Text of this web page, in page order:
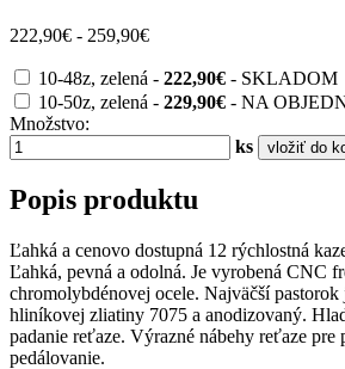
222,90€ - 259,90€
10-48z, zelená - 222,90€ - SKLADOM
10-50z, zelená - 229,90€ - NA
Množstvo:
ks
vložiť do
Popis produktu
Ľahká a cenovo dostupná 12 rýchlostná
Ľahká, pevná a odolná. Je vyrobená CNC
chromolybdénovej ocele. Najväčší
hliníkovej zliatiny 7075 a anodizovaný.
padanie reťaze. Výrazné nábehy reťaze pre
pedálovanie.